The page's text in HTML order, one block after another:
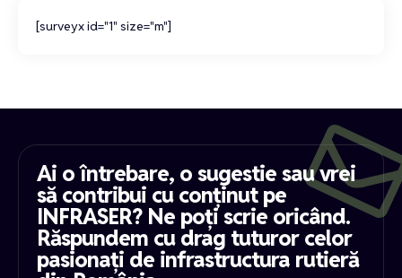
[surveyx id="1" size="m"]
Ai o întrebare, o sugestie sau vrei
să contribui cu conținut pe
INFRASER? Ne poți scrie oricând.
Răspundem cu drag tuturor celor
pasionați de infrastructura rutieră